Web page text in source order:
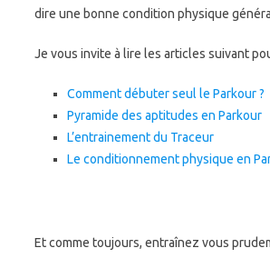
dire une bonne condition physique
Je vous invite à lire les articles suivant
Comment débuter seul le Parkour ?
Pyramide des aptitudes en Parkour
L’entrainement du Traceur
Le conditionnement physique en
Et comme toujours, entraînez vous